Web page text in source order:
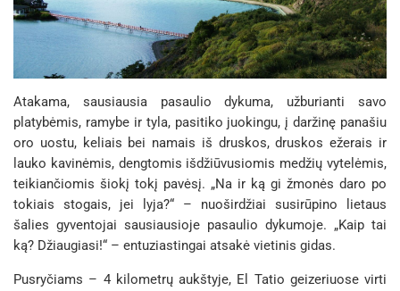
Atakama, sausiausia pasaulio dykuma, užburianti savo
platybėmis, ramybe ir tyla, pasitiko juokingu, į daržinę panašiu
oro uostu, keliais bei namais iš druskos, druskos ežerais ir
lauko kavinėmis, dengtomis išdžiūvusiomis medžių vytelėmis,
teikiančiomis šiokį tokį pavėsį. „Na ir ką gi žmonės daro po
tokiais stogais, jei lyja?“ – nuoširdžiai susirūpino lietaus
šalies gyventojai sausiausioje pasaulio dykumoje. „Kaip tai
ką? Džiaugiasi!“ – entuziastingai atsakė vietinis gidas.
Pusryčiams – 4 kilometrų aukštyje, El Tatio geizeriuose virti